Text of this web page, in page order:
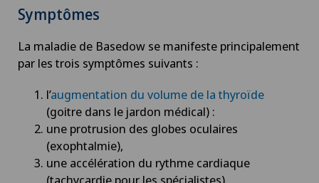
Symptômes
La maladie de Basedow se manifeste principalement
par les trois symptômes suivants :
l’augmentation du volume de la thyroïde
(goitre dans le jardon médical) :
une protrusion des globes oculaires
(exophtalmie),
une accélération du rythme cardiaque
(tachycardie pour les spécialistes).